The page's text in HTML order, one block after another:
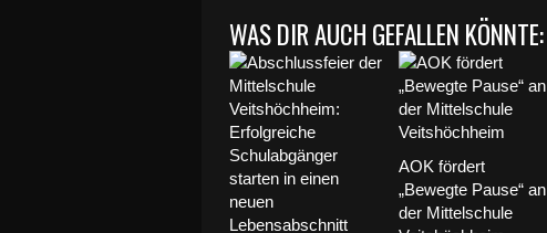
WAS DIR AUCH GEFALLEN KÖNNTE:
AOK fördert
„Bewegte Pause“ an
der Mittelschule